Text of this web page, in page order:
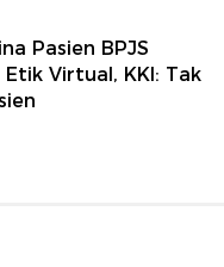
Pasien BPJS
Virtual, KKI: Tak